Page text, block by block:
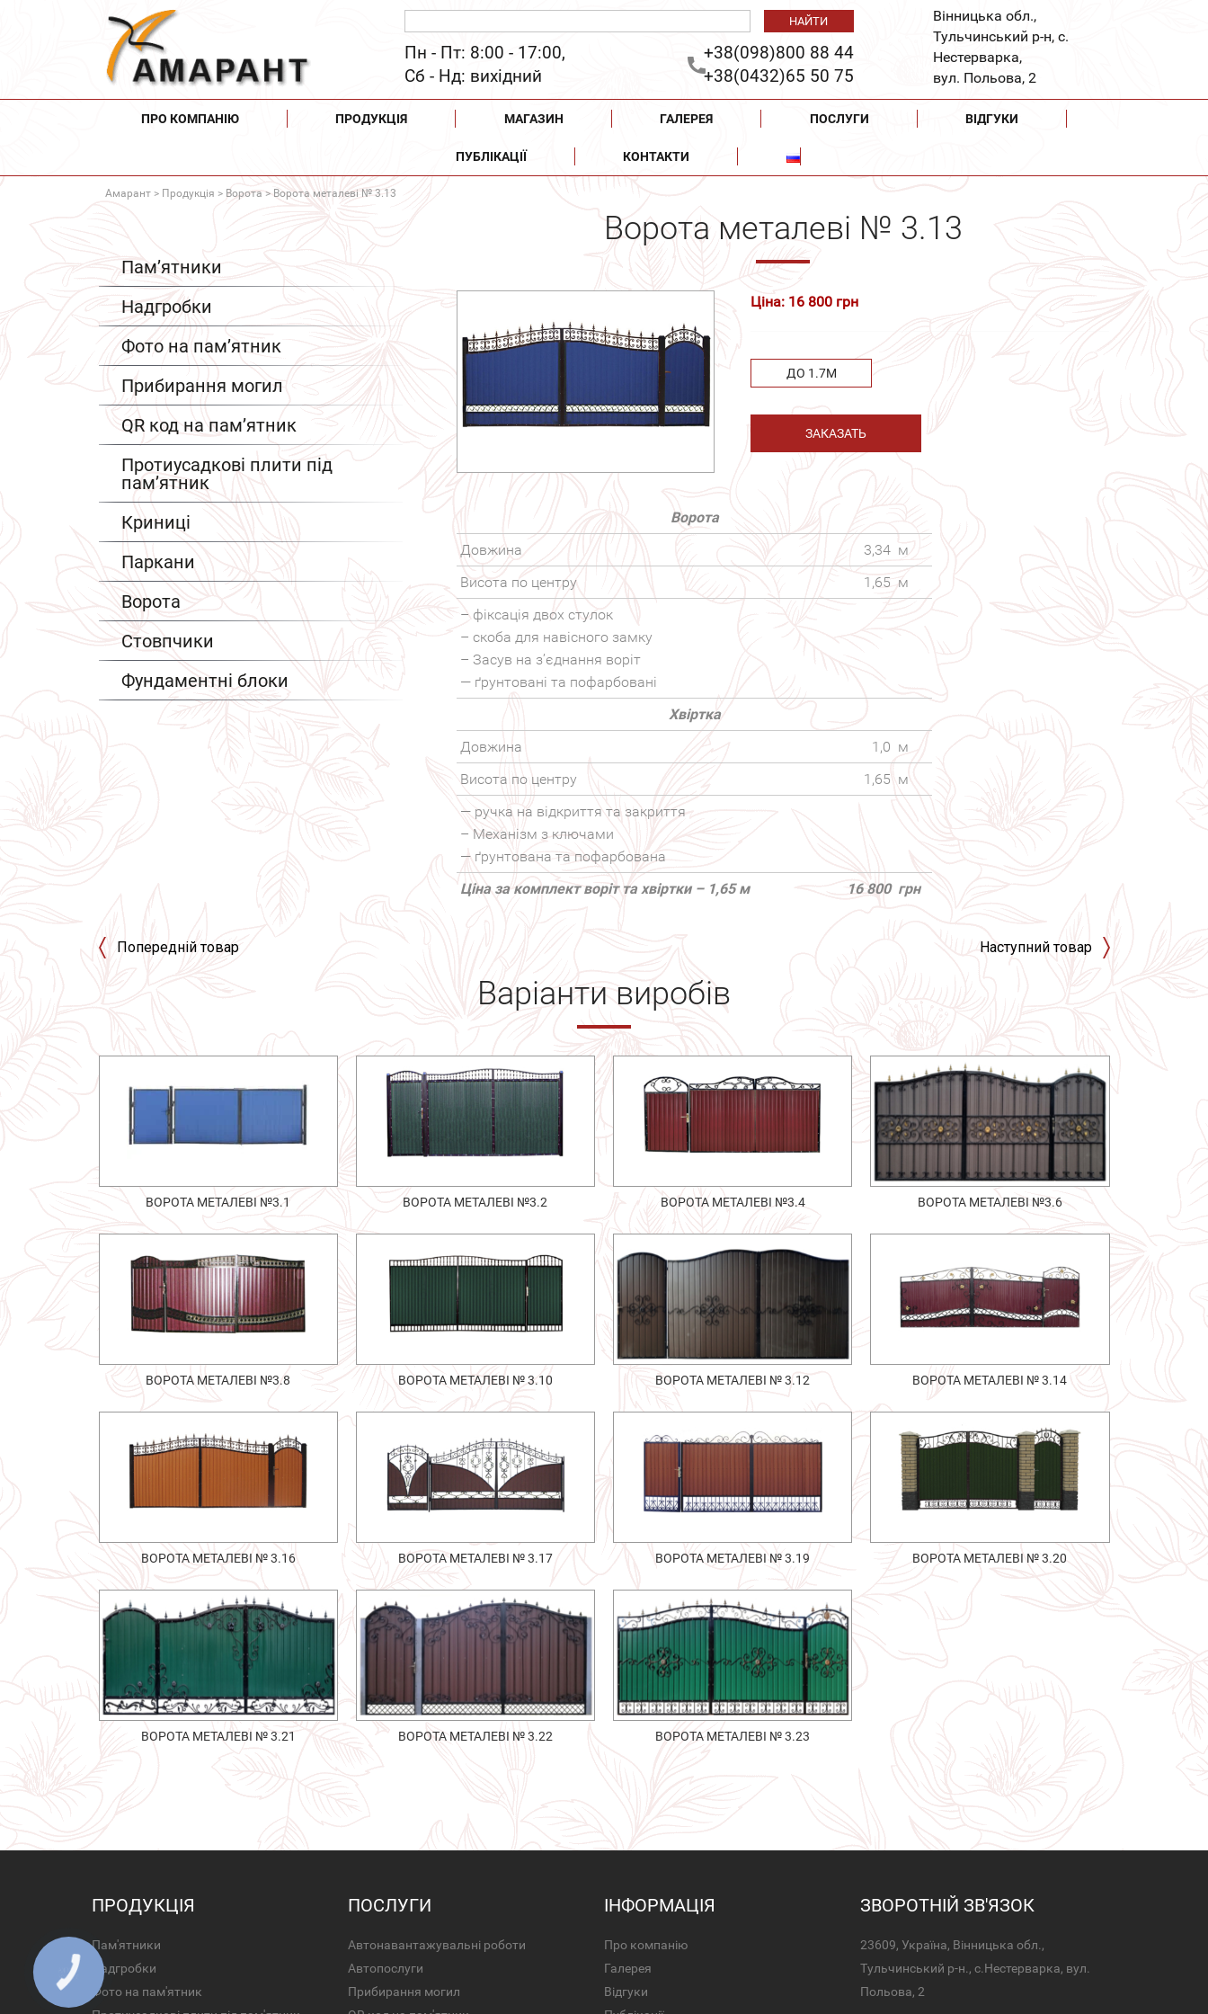
Пн - Пт: 8:00 - 17:00,
Сб - Нд: вихідний
+38(098)800 88 44
+38(0432)65 50 75
Вінницька обл.,
Тульчинський р-н, с.
Нестерварка,
вул. Польова, 2
ПРО КОМПАНІЮ ПРОДУКЦІЯ МАГАЗИН ГАЛЕРЕЯ ПОСЛУГИ ВІДГУКИ
ПУБЛІКАЦІЇ КОНТАКТИ
Амарант > Продукція > Ворота > Ворота металеві № 3.13
Пам’ятники
Надгробки
Фото на пам’ятник
Прибирання могил
QR код на пам’ятник
Протиусадкові плити під
пам’ятник
Криниці
Паркани
Ворота
Стовпчики
Фундаментні блоки
Ворота металеві № 3.13
Ціна: 16 800 грн
ДО 1.7М
ЗАКАЗАТЬ
Ворота
Довжина
3,34 м
Висота по центру
1,65 м
– фіксація двох стулок
– скоба для навісного замку
– Засув на з’єднання воріт
— ґрунтовані та пофарбовані
Хвіртка
Довжина
1,0 м
Висота по центру
1,65 м
— ручка на відкриття та закриття
– Механізм з ключами
— ґрунтована та пофарбована
Ціна за комплект воріт та хвіртки – 1,65 м
16 800 грн
Попередній товар Наступний товар
Варіанти виробів
ВОРОТА МЕТАЛЕВІ №3.1 ВОРОТА МЕТАЛЕВІ №3.2 ВОРОТА МЕТАЛЕВІ №3.4 ВОРОТА МЕТАЛЕВІ №3.6
ВОРОТА МЕТАЛЕВІ №3.8 ВОРОТА МЕТАЛЕВІ № 3.10 ВОРОТА МЕТАЛЕВІ № 3.12 ВОРОТА МЕТАЛЕВІ № 3.14
ВОРОТА МЕТАЛЕВІ № 3.16 ВОРОТА МЕТАЛЕВІ № 3.17 ВОРОТА МЕТАЛЕВІ № 3.19 ВОРОТА МЕТАЛЕВІ № 3.20
ВОРОТА МЕТАЛЕВІ № 3.21 ВОРОТА МЕТАЛЕВІ № 3.22 ВОРОТА МЕТАЛЕВІ № 3.23
ПРОДУКЦІЯ
Пам'ятники
Надгробки
Фото на пам'ятник
ПОСЛУГИ
Автонавантажувальні роботи
Автопослуги
Прибирання могил
ІНФОРМАЦІЯ
Про компанію
Галерея
Відгуки
ЗВОРОТНІЙ ЗВ'ЯЗОК
23609, Україна, Вінницька обл.,
Тульчинський р-н., с.Нестерварка, вул.
Польова, 2